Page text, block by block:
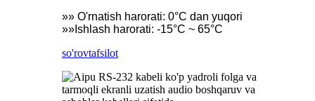
»» O'rnatish harorati: 0°C dan yuqori
»»Ishlash harorati: -15°C ~ 65°C
so'rovtafsilot